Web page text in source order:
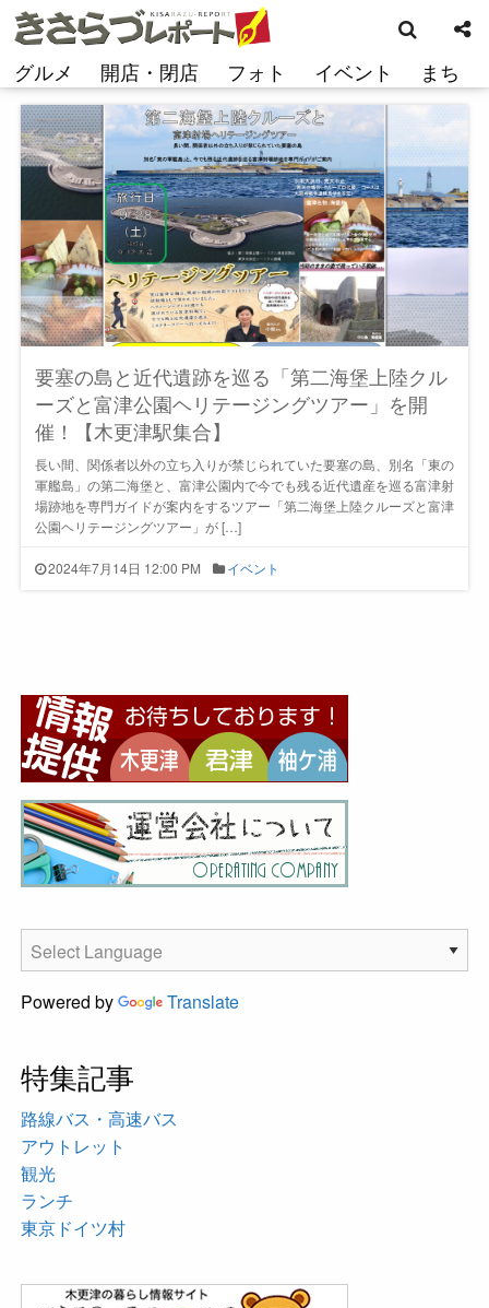
コ
ン
ン
グルメ 開店・閉店 フォト イベント まち
索
要塞の島と近代遺跡を巡る「第二海堡上陸クル
ーズと富津公園ヘリテージングツアー」を開
催！【木更津駅集合】
長い間、関係者以外の立ち入りが禁じられていた要塞の島、別名「東の
軍艦島」の第二海堡と、富津公園内で今でも残る近代遺産を巡る富津射
場跡地を専門ガイドが案内をするツアー「第二海堡上陸クルーズと富津
公園ヘリテージングツアー」が […]
2024年7月14日 12:00 PM イベント
Powered by Translate
特集記事
路線バス・高速バス
アウトレット
観光
ランチ
東京ドイツ村